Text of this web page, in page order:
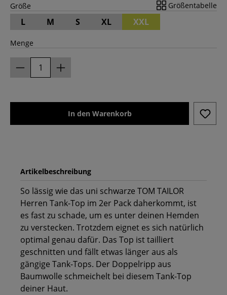
Größe Größentabelle
L M S XL XXL
Menge
In den Warenkorb
Artikelbeschreibung
So lässig wie das uni schwarze TOM TAILOR
Herren Tank-Top im 2er Pack daherkommt, ist
es fast zu schade, um es unter deinen Hemden
zu verstecken. Trotzdem eignet es sich natürlich
optimal genau dafür. Das Top ist tailliert
geschnitten und fällt etwas länger aus als
gängige Tank-Tops. Der Doppelripp aus
Baumwolle schmeichelt bei diesem Tank-Top
deiner Haut.